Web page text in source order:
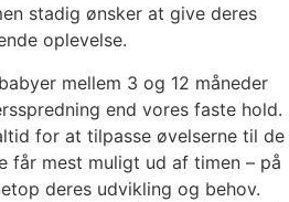
stadig ønsker at give deres
oplevelse.
mellem 3 og 12 måneder
end vores faste hold.
for at tilpasse øvelserne til de
får mest muligt ud af timen – på
deres udvikling og behov.